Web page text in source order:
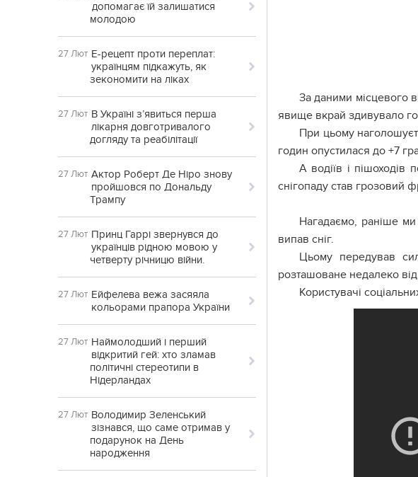
допомагає їй залишатися
молодою
27 Лют Е-рецепт проти переплат:
українцям підкажуть, як
зекономити на ліках
27 Лют В Україні з’явиться перша
лікарня довготривалого
догляду та реабілітації
27 Лют Актор Роберт Де Ніро знову
пройшовся по Дональду
Трампу
27 Лют Принц Гаррі звернувся до
українців рідною мовою у
четверту річницю війни.
27 Лют Ейфелева вежа засяяла
кольорами прапора України
27 Лют Наймолодший і перший
відкритий гей: хто зламав
політичні стереотипи в
Нідерландах
27 Лют Володимир Зеленський
зізнався, що саме отримав у
подарунок на День
народження
За даними місцевого
явище вкрай здивувало
При цьому
годин опустилася до +7
А водіїв і
снігопаду став грозовий
Нагадаємо, раніше
випав сніг.
Цьому передував
розташоване недалеко
Користувачі